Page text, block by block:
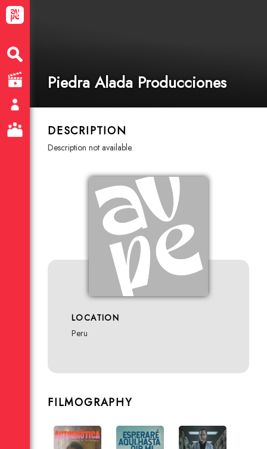
Piedra Alada Producciones
DESCRIPTION
description not available.
LOCATION
Peru
FILMOGRAPHY